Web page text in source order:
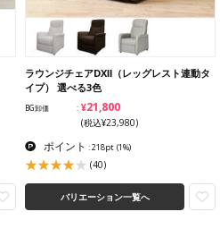
ラウンジチェアDXⅡ（レッグレスト連動タ
イプ） 選べる3色
BG卸価 ¥21,800
(税込¥23,980)
ポイント : 218pt (1%)
(40)
バリエーション一覧へ